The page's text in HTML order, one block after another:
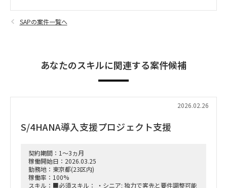
SAPの案件一覧へ
あなたのスキルに関連する案件候補
2026.02.26
S/4HANA導入支援プロジェクト支援
契約期間：1～3ヵ月
稼働開始日：2026.03.25
勤務地：東京都(23区内)
稼働率：100%
スキル：■必須スキル： ・シニア: 独力で客先と要件調整可能